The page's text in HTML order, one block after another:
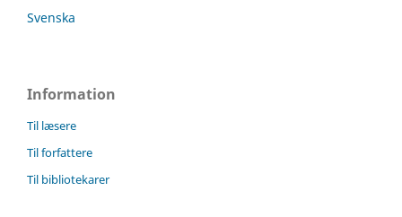
Svenska
Information
Til læsere
Til forfattere
Til bibliotekarer